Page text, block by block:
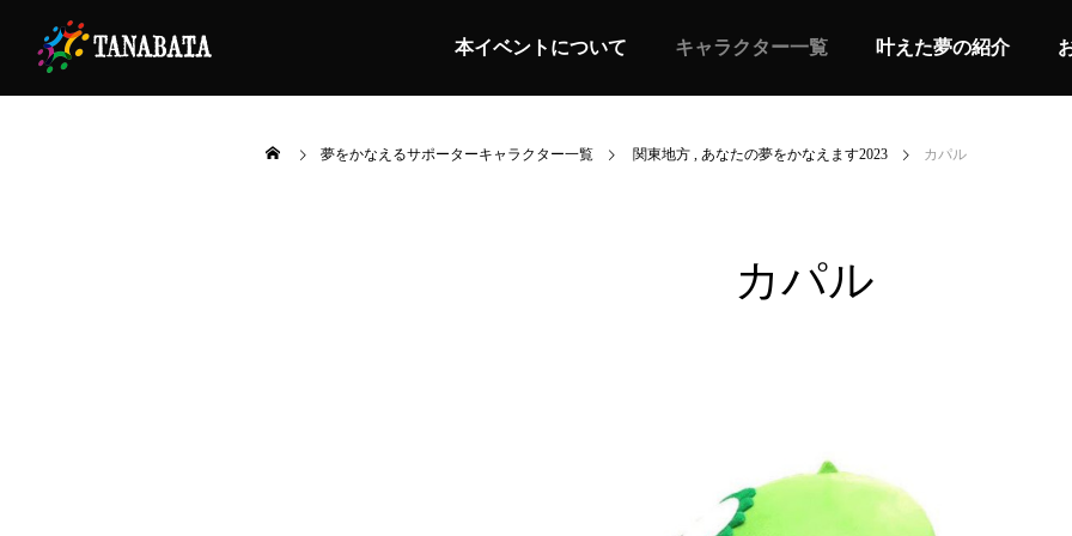
本イベントについて キャラクター一覧 叶えた夢の紹介
夢をかなえるサポーターキャラクター一覧 関東地方 あなたの夢をかなえます2023 カパル
カパル